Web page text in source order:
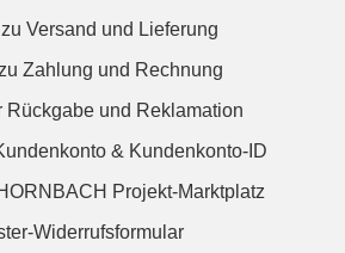
Versand und Lieferung
Zahlung und Rechnung
Rückgabe und Reklamation
& Kundenkonto-ID
Projekt-Marktplatz
Widerrufsformular